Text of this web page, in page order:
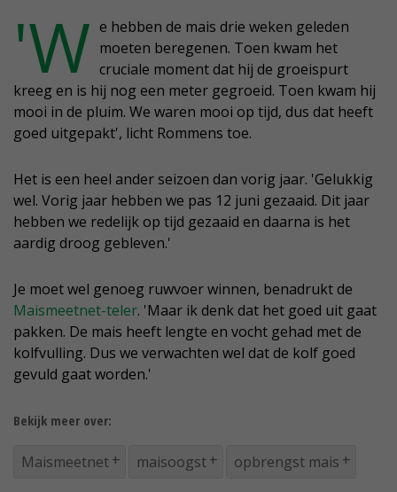
'W e hebben de mais drie weken geleden
moeten beregenen. Toen kwam het
cruciale moment dat hij de groeispurt
kreeg en is hij nog een meter gegroeid. Toen kwam hij
mooi in de pluim. We waren mooi op tijd, dus dat heeft
goed uitgepakt', licht Rommens toe.
Het is een heel ander seizoen dan vorig jaar. 'Gelukkig
wel. Vorig jaar hebben we pas 12 juni gezaaid. Dit jaar
hebben we redelijk op tijd gezaaid en daarna is het
aardig droog gebleven.'
Je moet wel genoeg ruwvoer winnen, benadrukt de
Maismeetnet-teler. 'Maar ik denk dat het goed uit gaat
pakken. De mais heeft lengte en vocht gehad met de
kolfvulling. Dus we verwachten wel dat de kolf goed
gevuld gaat worden.'
Bekijk meer over:
Maismeetnet maisoogst opbrengst mais